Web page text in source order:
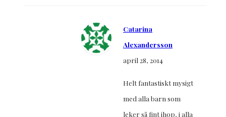
Catarina
Alexandersson
april 28, 2014
Helt fantastiskt mysigt
med alla barn som
leker så fint ihop, i alla